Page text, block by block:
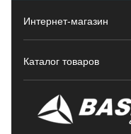
Интернет-магазин
Каталог товаров